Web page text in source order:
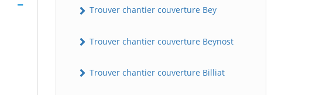
Trouver chantier couverture Bey
Trouver chantier couverture Beynost
Trouver chantier couverture Billiat